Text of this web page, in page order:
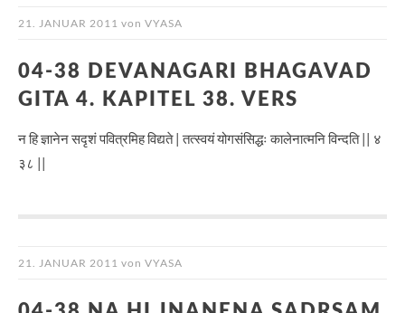
21. JANUAR 2011 von VYASA
04-38 DEVANAGARI BHAGAVAD
GITA 4. KAPITEL 38. VERS
न हि ज्ञानेन सदृशं पवित्रमिह विद्यते | तत्स्वयं योगसंसिद्धः कालेनात्मनि विन्दति || ४
३८ ||
21. JANUAR 2011 von VYASA